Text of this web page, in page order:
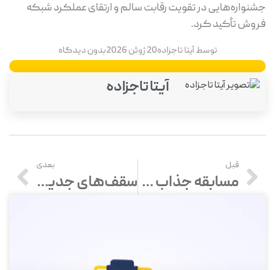
جشنواره‌هایی در تقویت رقابت سالم و ارتقای عملکرد شبکه
فروش تأکید کرد.
توسطآیتا تاجزاده20 ژوئن 2026 بدون دیدگاه
آیتا تاجزاده
قبل
مسابقه جذاب «محک بزن، حدس بزن!» برگزار شد.
بعدی
سقف‌های جدید انتقال وجه و خریدهای کارتی در سال 1405